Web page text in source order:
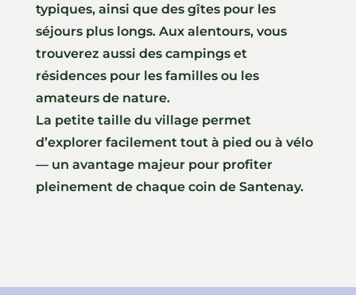
typiques, ainsi que des gîtes pour les
séjours plus longs. Aux alentours, vous
trouverez aussi des campings et
résidences pour les familles ou les
amateurs de nature.
La petite taille du village permet
d’explorer facilement tout à pied ou à vélo
— un avantage majeur pour profiter
pleinement de chaque coin de Santenay.